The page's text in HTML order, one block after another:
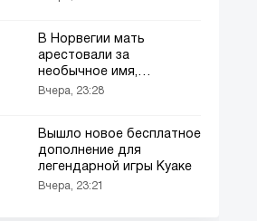
В Норвегии мать
арестовали за
необычное имя,
выбранное для сына
Вчера, 23:28
Вышло новое бесплатное
дополнение для
легендарной игры Куаке
Вчера, 23:21